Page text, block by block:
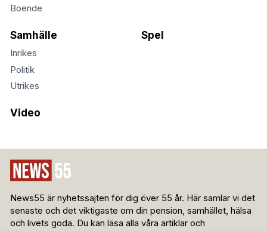
Boende
Samhälle
Inrikes
Politik
Utrikes
Spel
Video
News55 är nyhetssajten för dig över 55 år. Här samlar vi det
senaste och det viktigaste om din pension, samhället, hälsa
och livets goda. Du kan läsa alla våra artiklar och